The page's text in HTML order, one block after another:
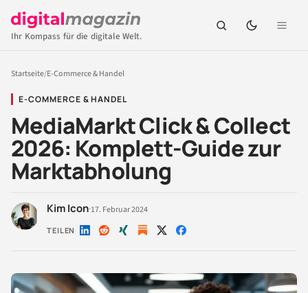
Ihr Kompass für die digitale Welt.
Startseite/E-Commerce & Handel
E-COMMERCE & HANDEL
MediaMarkt Click & Collect
2026: Komplett-Guide zur
Marktabholung
Kim Icon·17. Februar 2024
TEILEN Auf Auf Auf Auf Auf